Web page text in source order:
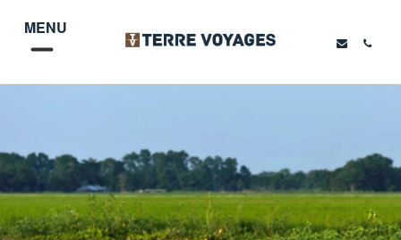
MENU